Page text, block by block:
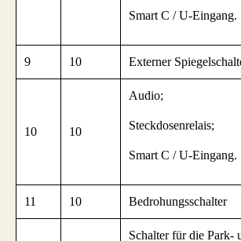
Smart C / U-Eingang.
9 10 Externer
10 10
Audio;
Steckdosenrelais;
Smart C / U-Eingang.
11 10 Bedrohungsschalter
Schalter für die Park-